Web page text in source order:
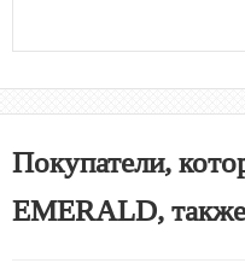
Покупатели,
EMERALD,